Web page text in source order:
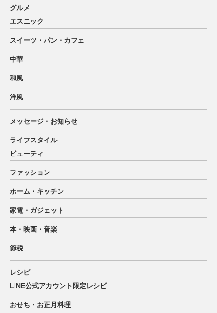
グルメ
エスニック
スイーツ・パン・カフェ
中華
和風
洋風
メッセージ・お知らせ
ライフスタイル
ビューティ
ファッション
ホーム・キッチン
家電・ガジェット
本・映画・音楽
節税
レシピ
LINE公式アカウント限定レシピ
おせち・お正月料理